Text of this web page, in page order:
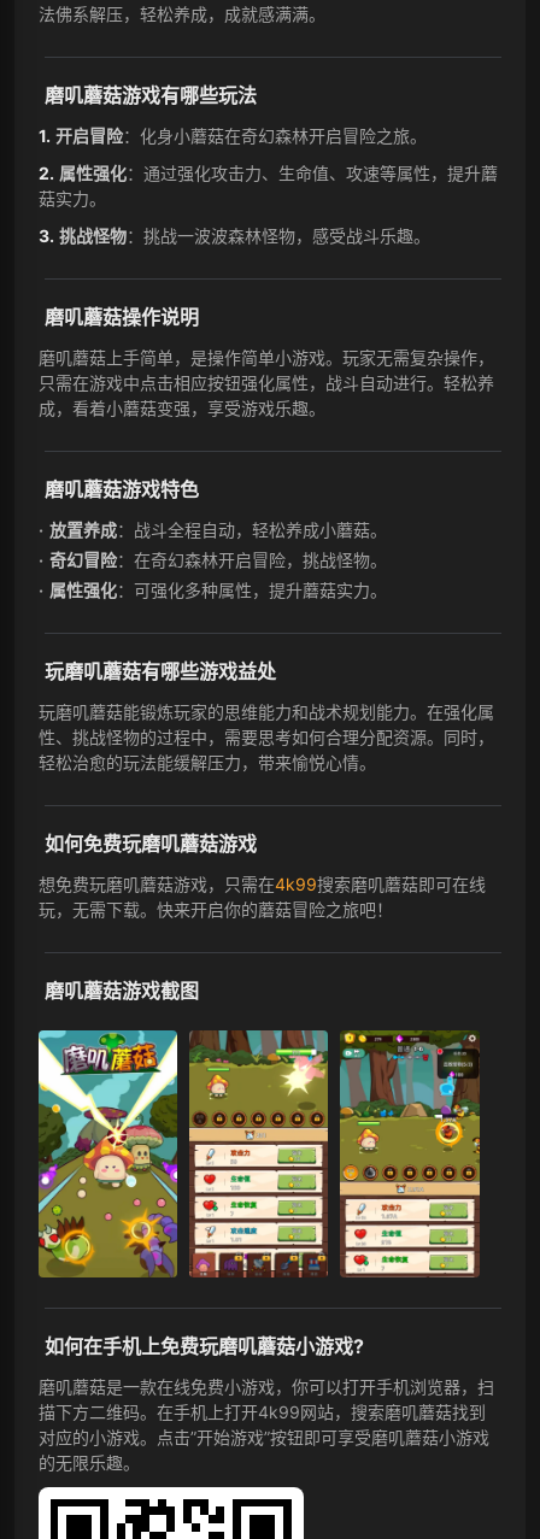
法佛系解压，轻松养成，成就感满满。
磨叽蘑菇游戏有哪些玩法
开启冒险：化身小蘑菇在奇幻森林开启冒险之旅。
属性强化：通过强化攻击力、生命值、攻速等属性，提升蘑
菇实力。
挑战怪物：挑战一波波森林怪物，感受战斗乐趣。
磨叽蘑菇操作说明
磨叽蘑菇上手简单，是操作简单小游戏。玩家无需复杂操作，
只需在游戏中点击相应按钮强化属性，战斗自动进行。轻松养
成，看着小蘑菇变强，享受游戏乐趣。
磨叽蘑菇游戏特色
放置养成：战斗全程自动，轻松养成小蘑菇。
奇幻冒险：在奇幻森林开启冒险，挑战怪物。
属性强化：可强化多种属性，提升蘑菇实力。
玩磨叽蘑菇有哪些游戏益处
玩磨叽蘑菇能锻炼玩家的思维能力和战术规划能力。在强化属
性、挑战怪物的过程中，需要思考如何合理分配资源。同时，
轻松治愈的玩法能缓解压力，带来愉悦心情。
如何免费玩磨叽蘑菇游戏
想免费玩磨叽蘑菇游戏，只需在4k99搜索磨叽蘑菇即可在线
玩，无需下载。快来开启你的蘑菇冒险之旅吧！
磨叽蘑菇游戏截图
如何在手机上免费玩磨叽蘑菇小游戏?
磨叽蘑菇是一款在线免费小游戏，你可以打开手机浏览器，扫
描下方二维码。在手机上打开4k99网站，搜索磨叽蘑菇找到
对应的小游戏。点击”开始游戏”按钮即可享受磨叽蘑菇小游戏
的无限乐趣。